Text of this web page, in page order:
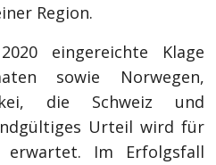
Region.
eingereichte Klage
sowie Norwegen,
die Schweiz und
Urteil wird für
erwartet. Im Erfolgsfall